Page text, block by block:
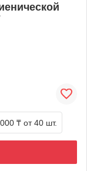
₸ от 40 шт.